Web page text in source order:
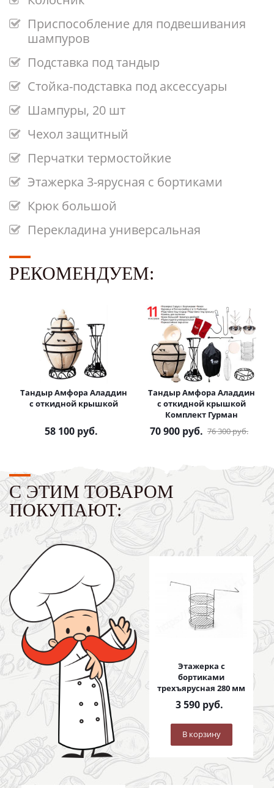
Приспособление для подвешивания
шампуров
Подставка под тандыр
Стойка-подставка под аксессуары
Шампуры, 20 шт
Чехол защитный
Перчатки термостойкие
Этажерка 3-ярусная с бортиками
Крюк большой
Перекладина универсальная
РЕКОМЕНДУЕМ:
Тандыр Амфора Аладдин
с откидной крышкой
58 100 руб.
Тандыр Амфора Аладдин
с откидной крышкой
Комплект Гурман
70 900 руб. 76 300руб.
С ЭТИМ ТОВАРОМ
ПОКУПАЮТ:
Этажерка с
бортиками
трехъярусная 280 мм
3 590руб.
В корзину